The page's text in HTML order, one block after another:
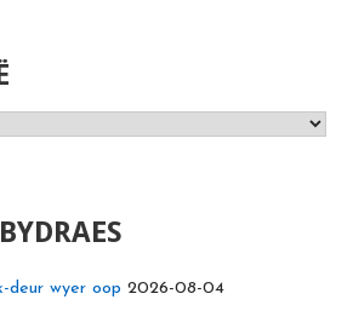
deur wyer oop 2026-08-04